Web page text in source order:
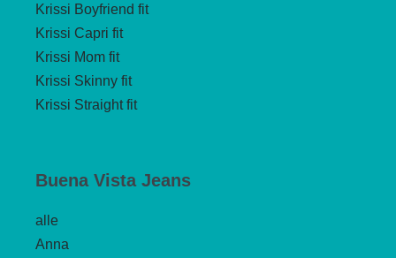
Krissi Boyfriend fit
Krissi Capri fit
Krissi Mom fit
Krissi Skinny fit
Krissi Straight fit
Buena Vista Jeans
alle
Anna